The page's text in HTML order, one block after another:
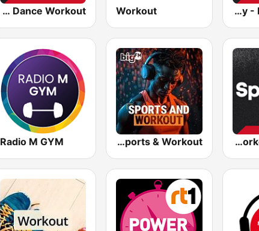
Sportify - Pop Workout
Workout
Sportify - Dance Workout
Sportify - Running Workout 160 BPM
bigFM Sports & Workout
Radio M GYM